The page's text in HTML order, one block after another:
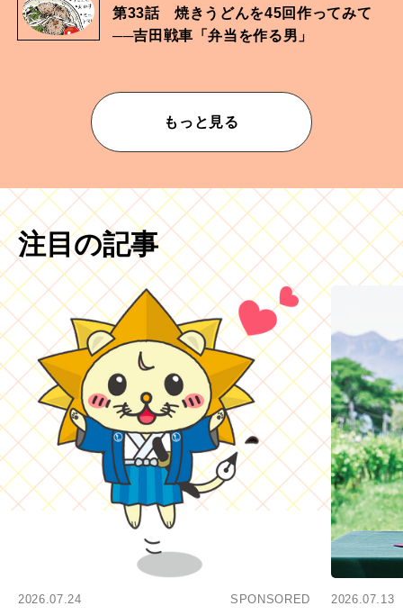
第33話 焼きうどんを45回作ってみて
──吉田戦車「弁当を作る男」
もっと見る
注目の記事
2026.07.24 SPONSORED 2026.07.13